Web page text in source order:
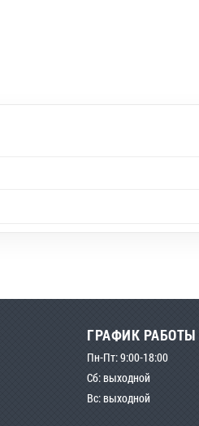
ГРАФИК РАБОТЫ
Пн-Пт: 9:00-18:00
Сб: выходной
Вс: выходной